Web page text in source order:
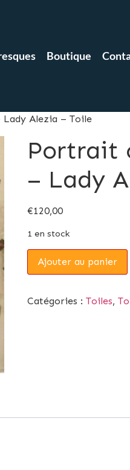
Boutique
Alezia – Toile
Portrait
– Lady
€120,00
1 en stock
Ajouter au panier
Catégories :Toiles,